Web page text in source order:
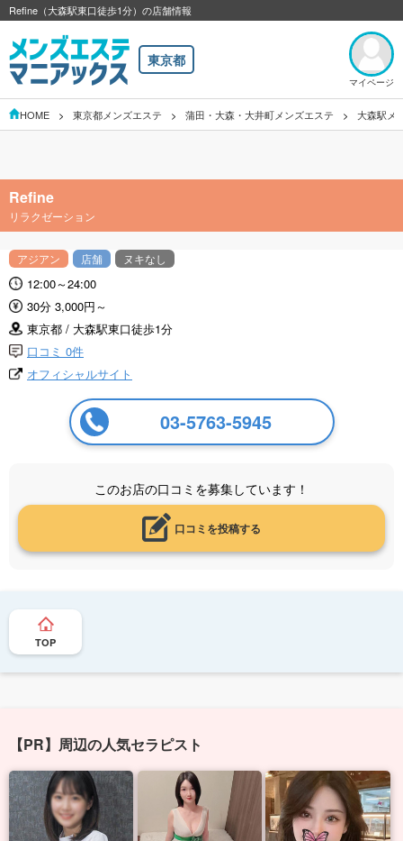
Refine（大森駅東口徒歩1分）の店舗情報
東京都
マイページ
HOME 東京都メンズエステ 蒲田・大森・大井町メンズエステ 大森駅メ
Refine
リラクゼーション
アジアン 店舗 ヌキなし
12:00～24:00
30分 3,000円～
東京都 / 大森駅東口徒歩1分
口コミ 0件
オフィシャルサイト
03-5763-5945
このお店の口コミを募集しています！
口コミを投稿する
TOP
【PR】周辺の人気セラピスト